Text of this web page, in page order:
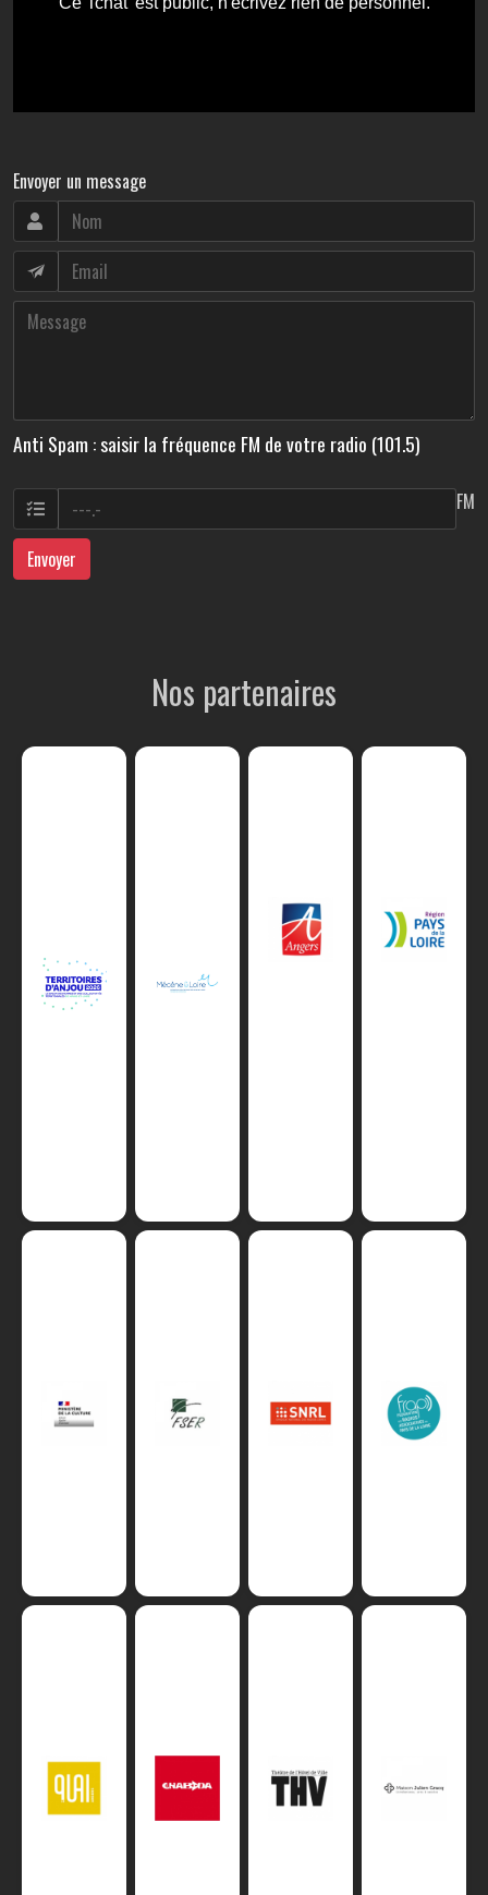
Envoyer un message
Anti Spam : saisir la fréquence FM de votre radio (101.5)
FM
Envoyer
Nos partenaires